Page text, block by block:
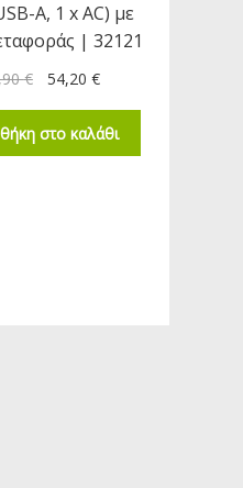
A, 1 x AC) με
| 32121
€ 54,20 €
στο καλάθι